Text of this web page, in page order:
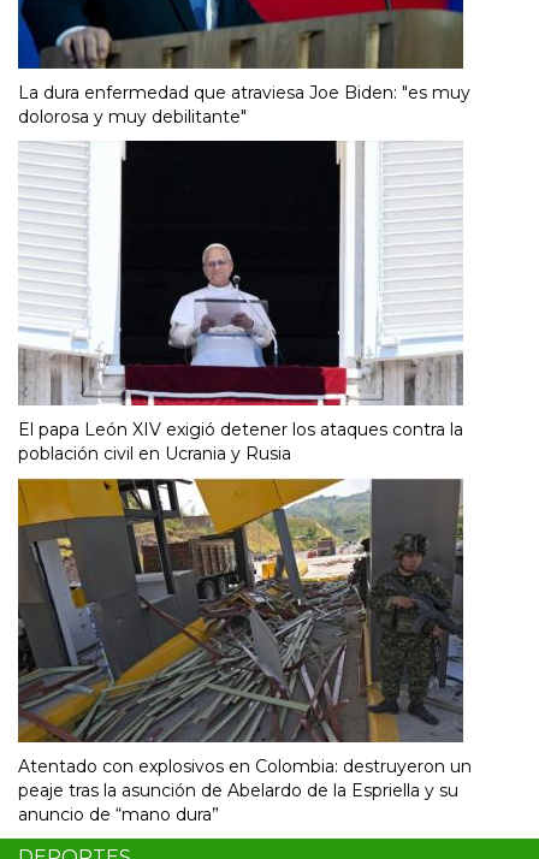
La dura enfermedad que atraviesa Joe Biden: "es muy
dolorosa y muy debilitante"
El papa León XIV exigió detener los ataques contra la
población civil en Ucrania y Rusia
Atentado con explosivos en Colombia: destruyeron un
peaje tras la asunción de Abelardo de la Espriella y su
anuncio de “mano dura”